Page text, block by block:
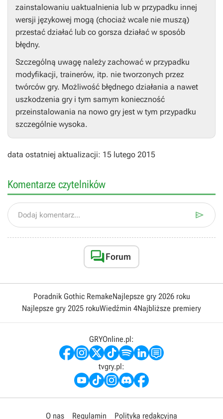
zainstalowaniu uaktualnienia lub w przypadku innej
wersji językowej mogą (chociaż wcale nie muszą)
przestać działać lub co gorsza działać w sposób
błędny.
Szczególną uwagę należy zachować w przypadku
modyfikacji, trainerów, itp. nie tworzonych przez
twórców gry. Możliwość błędnego działania a nawet
uszkodzenia gry i tym samym konieczność
przeinstalowania na nowo gry jest w tym przypadku
szczególnie wysoka.
data ostatniej aktualizacji: 15 lutego 2015
Komentarze czytelników
Dodaj komentarz... 
Forum
Poradnik Gothic RemakeNajlepsze gry 2026 roku
Najlepsze gry 2025 rokuWiedźmin 4Najbliższe premiery
GRYOnline.pl:
tvgry.pl:
O nas Regulamin Polityka redakcyjna